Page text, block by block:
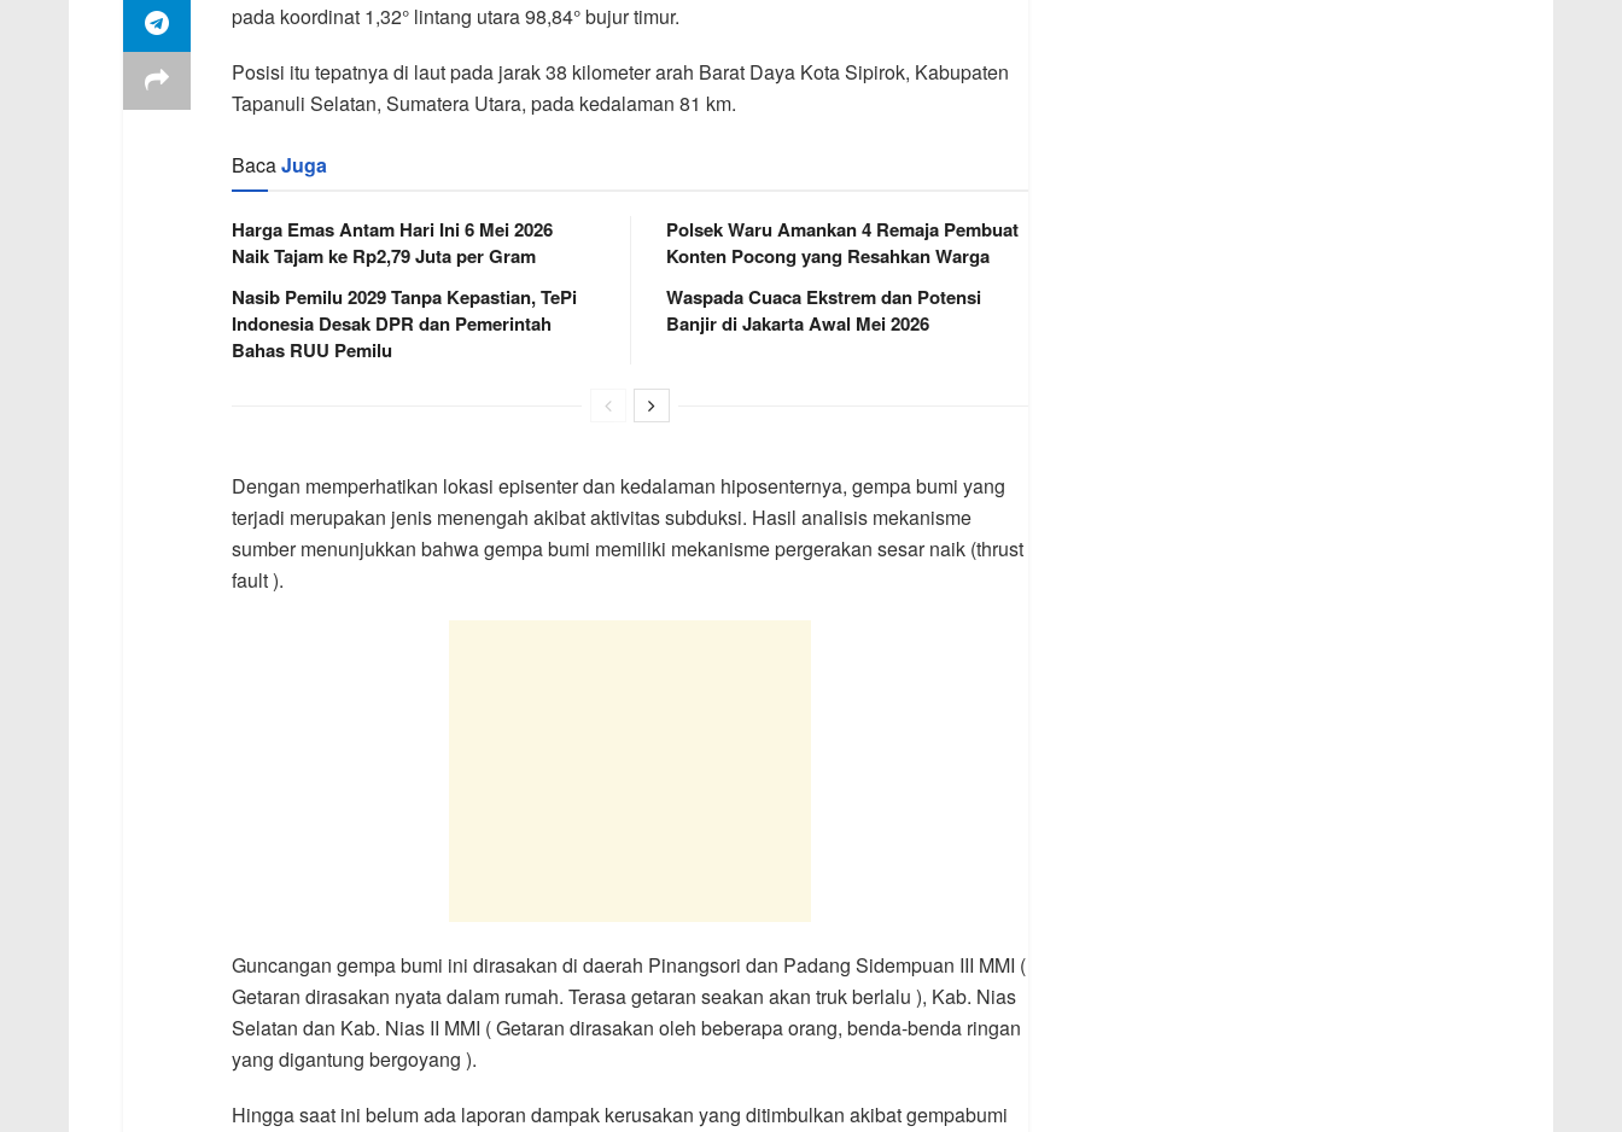
pada koordinat 1,32° lintang utara 98,84° bujur timur.
Posisi itu tepatnya di laut pada jarak 38 kilometer arah Barat Daya Kota Sipirok, Kabupaten
Tapanuli Selatan, Sumatera Utara, pada kedalaman 81 km.
BacaJuga
Harga Emas Antam Hari Ini 6 Mei 2026
Naik Tajam ke Rp2,79 Juta per Gram
Nasib Pemilu 2029 Tanpa Kepastian, TePi
Indonesia Desak DPR dan Pemerintah
Bahas RUU Pemilu
Polsek Waru Amankan 4 Remaja Pembuat
Konten Pocong yang Resahkan Warga
Waspada Cuaca Ekstrem dan Potensi
Banjir di Jakarta Awal Mei 2026
Dengan memperhatikan lokasi episenter dan kedalaman hiposenternya, gempa bumi yang
terjadi merupakan jenis menengah akibat aktivitas subduksi. Hasil analisis mekanisme
sumber menunjukkan bahwa gempa bumi memiliki mekanisme pergerakan sesar naik (thrust
fault ).
Guncangan gempa bumi ini dirasakan di daerah Pinangsori dan Padang Sidempuan III MMI (
Getaran dirasakan nyata dalam rumah. Terasa getaran seakan akan truk berlalu ), Kab. Nias
Selatan dan Kab. Nias II MMI ( Getaran dirasakan oleh beberapa orang, benda-benda ringan
yang digantung bergoyang ).
Hingga saat ini belum ada laporan dampak kerusakan yang ditimbulkan akibat gempabumi